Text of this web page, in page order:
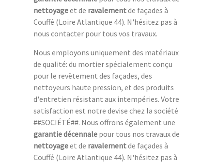
nettoyageet de ravalementde façades à
Couffé (Loire Atlantique 44). N'hésitez pas à
nous contacter pour tous vos travaux.
Nous employons uniquement des matériaux
de qualité: du mortier spécialement conçu
pour le revêtement des façades, des
nettoyeurs haute pression, et des produits
d'entretien résistant aux intempéries. Votre
satisfaction est notre devise chez la société
##SOCIÉTÉ##. Nous offrons également une
garantie décennale pour tous nos travaux de
nettoyageet de ravalementde façades à
Couffé (Loire Atlantique 44). N'hésitez pas à